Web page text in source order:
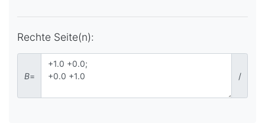
Rechte Seite(n):
B= /